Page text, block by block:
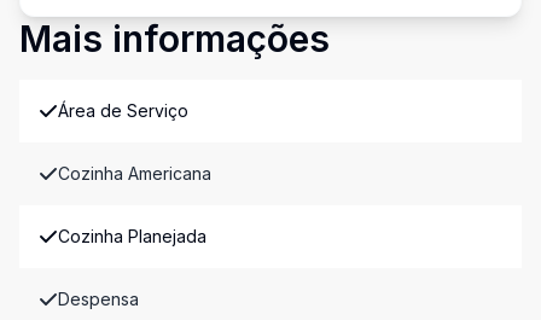
Mais informações
Área de Serviço
Cozinha Americana
Cozinha Planejada
Despensa